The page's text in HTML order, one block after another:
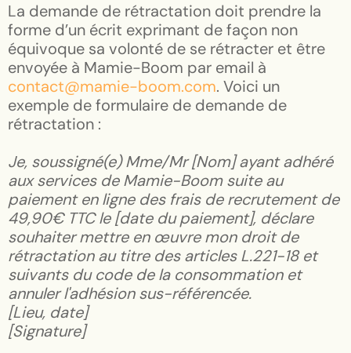
La demande de rétractation doit prendre la
forme d’un écrit exprimant de façon non
équivoque sa volonté de se rétracter et être
envoyée à Mamie-Boom par email à
contact@mamie-boom.com. Voici un
exemple de formulaire de demande de
rétractation :
Je, soussigné(e) Mme/Mr [Nom] ayant adhéré
aux services de Mamie-Boom suite au
paiement en ligne des frais de recrutement de
49,90€ TTC le [date du paiement], déclare
souhaiter mettre en œuvre mon droit de
rétractation au titre des articles L.221-18 et
suivants du code de la consommation et
annuler l'adhésion sus-référencée.
[Lieu, date]
[Signature]